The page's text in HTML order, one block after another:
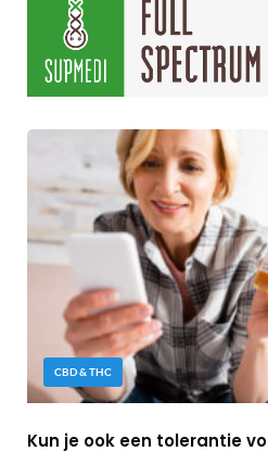
CBD & THC
Kun je ook een tolerantie